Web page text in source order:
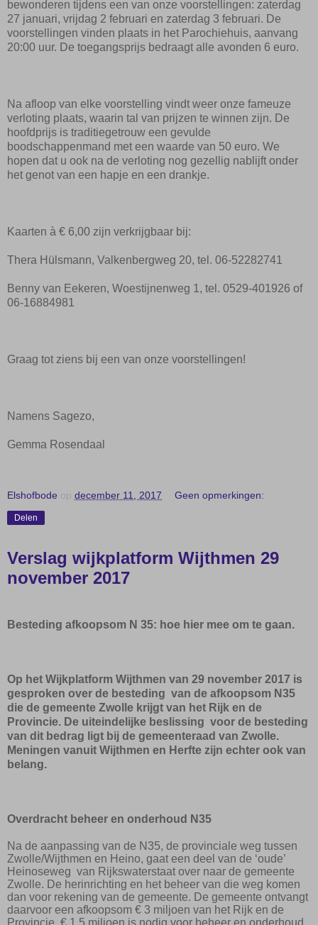
bewonderen tijdens een van onze voorstellingen: zaterdag
27 januari, vrijdag 2 februari en zaterdag 3 februari. De
voorstellingen vinden plaats in het Parochiehuis, aanvang
20:00 uur. De toegangsprijs bedraagt alle avonden 6 euro.
Na afloop van elke voorstelling vindt weer onze fameuze
verloting plaats, waarin tal van prijzen te winnen zijn. De
hoofdprijs is traditiegetrouw een gevulde
boodschappenmand met een waarde van 50 euro. We
hopen dat u ook na de verloting nog gezellig nablijft onder
het genot van een hapje en een drankje.
Kaarten à € 6,00 zijn verkrijgbaar bij:
Thera Hülsmann, Valkenbergweg 20, tel. 06-52282741
Benny van Eekeren, Woestijnenweg 1, tel. 0529-401926 of
06-16884981
Graag tot ziens bij een van onze voorstellingen!
Namens Sagezo,
Gemma Rosendaal
Elshofbode op december 11, 2017 Geen opmerkingen:
Delen
Verslag wijkplatform Wijthmen 29
november 2017
Besteding afkoopsom N 35: hoe hier mee om te gaan.
Op het Wijkplatform Wijthmen van 29 november 2017 is
gesproken over de besteding van de afkoopsom N35
die de gemeente Zwolle krijgt van het Rijk en de
Provincie. De uiteindelijke beslissing voor de besteding
van dit bedrag ligt bij de gemeenteraad van Zwolle.
Meningen vanuit Wijthmen en Herfte zijn echter ook van
belang.
Overdracht beheer en onderhoud N35
Na de aanpassing van de N35, de provinciale weg tussen
Zwolle/Wijthmen en Heino, gaat een deel van de ‘oude’
Heinoseweg van Rijkswaterstaat over naar de gemeente
Zwolle. De herinrichting en het beheer van die weg komen
dan voor rekening van de gemeente. De gemeente ontvangt
daarvoor een afkoopsom € 3 miljoen van het Rijk en de